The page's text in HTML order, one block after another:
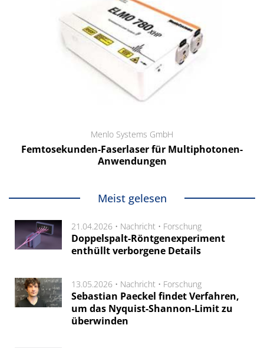
Menlo Systems GmbH
Femtosekunden-Faserlaser für Multiphotonen-
Anwendungen
Meist gelesen
21.04.2026 • Nachricht • Forschung
Doppelspalt-Röntgenexperiment
enthüllt verborgene Details
13.05.2026 • Nachricht • Forschung
Sebastian Paeckel findet Verfahren,
um das Nyquist-Shannon-Limit zu
überwinden